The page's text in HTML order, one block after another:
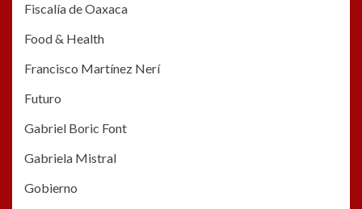
Fiscalía de Oaxaca
Food & Health
Francisco Martínez Nerí
Futuro
Gabriel Boric Font
Gabriela Mistral
Gobierno